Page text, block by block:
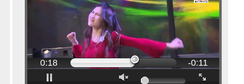
Play Fullscreen
0:21 -0:08
Loaded:
0%
Progress:00:00
Mute